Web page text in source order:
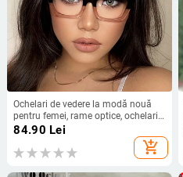
Ochelari de vedere la modă nouă
pentru femei, rame optice, ochelari
de vedere transparenți, vintage,
dreptunghi, prescripție, miopie,
ochelari clari, rame bărbați
84.90 Lei
add_shopping_cart